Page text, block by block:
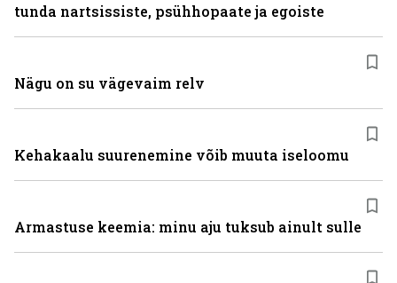
tunda nartsissiste, psühhopaate ja egoiste
Nägu on su vägevaim relv
Kehakaalu suurenemine võib muuta iseloomu
Armastuse keemia: minu aju tuksub ainult sulle